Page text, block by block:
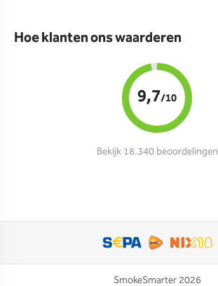
Hoe klanten ons waarderen
9,7/10
Bekijk 18.340 beoordelingen
SmokeSmarter 2026